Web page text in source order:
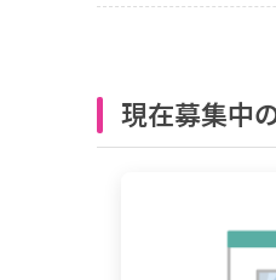
現在募集中